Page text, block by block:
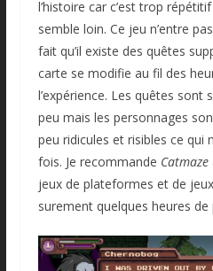
l’histoire car c’est trop
semble loin. Ce jeu n’entre
fait qu’il existe des quêtes
carte se modifie au fil des
l’expérience. Les quêtes sont
peu mais les personnages
peu ridicules et risibles ce qui
fois. Je recommande Catmaze
jeux de plateformes et de
surement quelques heures de